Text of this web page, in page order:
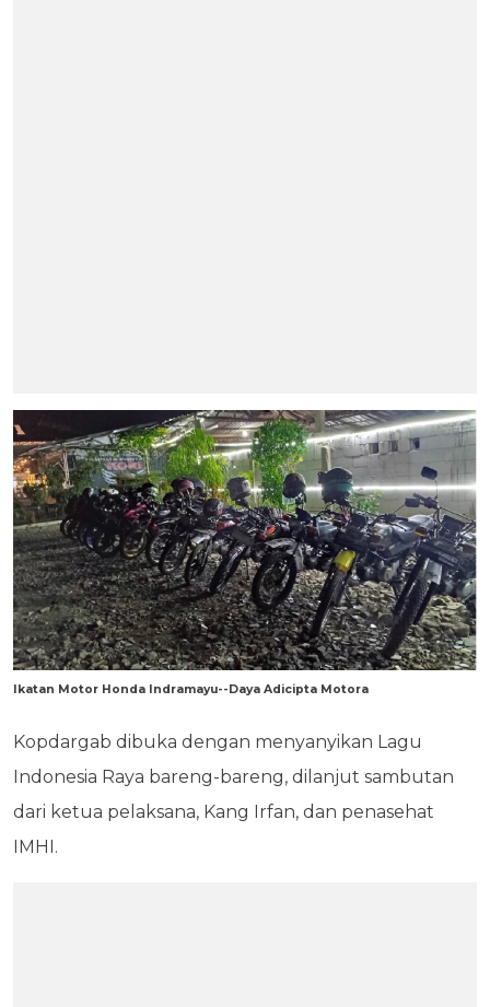
Ikatan Motor Honda Indramayu--Daya Adicipta Motora
Kopdargab dibuka dengan menyanyikan Lagu
Indonesia Raya bareng-bareng, dilanjut sambutan
dari ketua pelaksana, Kang Irfan, dan penasehat
IMHI.